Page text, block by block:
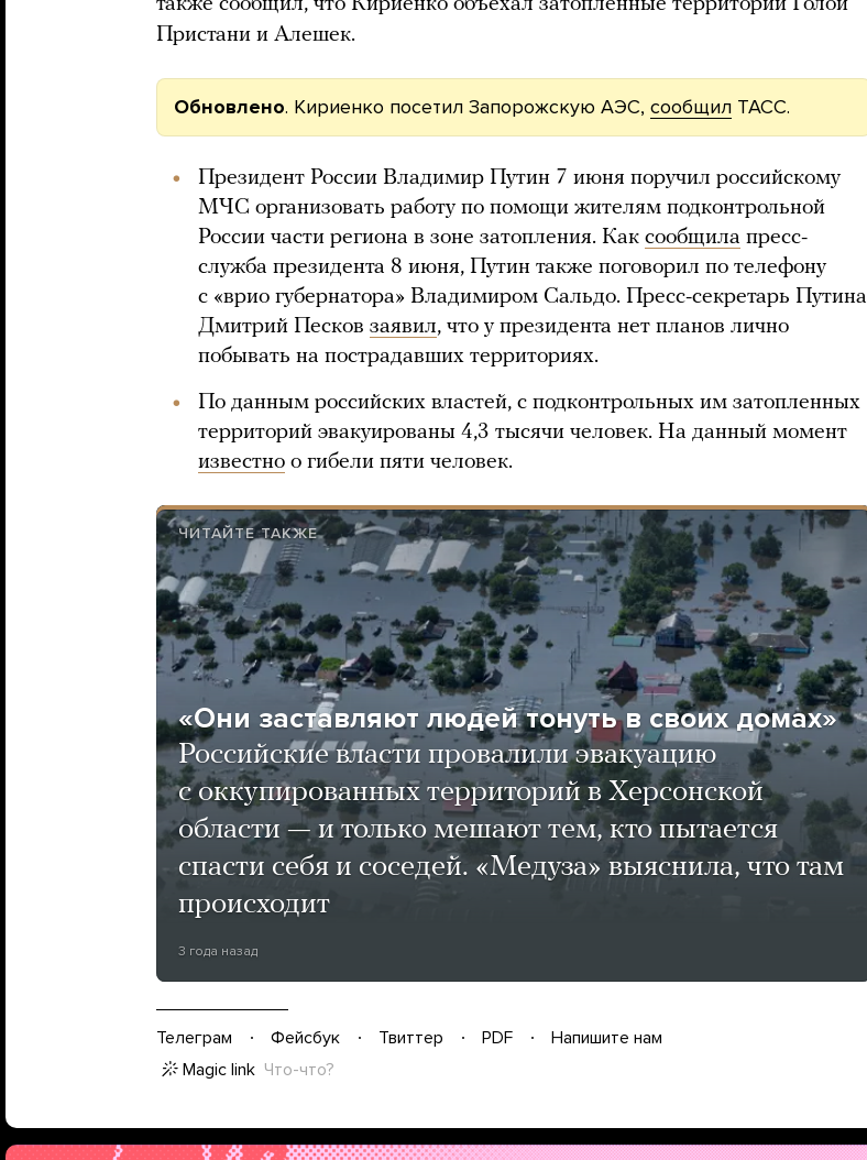
также сообщил, что Кириенко объехал затопленные территории Голой
Пристани и Алешек.
Обновлено. Кириенко посетил Запорожскую АЭС, сообщил ТАСС.
Президент России Владимир Путин 7 июня поручил российскому
МЧС организовать работу по помощи жителям подконтрольной
России части региона в зоне затопления. Как сообщила пресс-
служба президента 8 июня, Путин также поговорил по телефону
с «врио губернатора» Владимиром Сальдо. Пресс-секретарь Путина
Дмитрий Песков заявил, что у президента нет планов лично
побывать на пострадавших территориях.
По данным российских властей, с подконтрольных им затопленных
территорий эвакуированы 4,3 тысячи человек. На данный момент
известно о гибели пяти человек.
ЧИТАЙТЕ ТАКЖЕ
«Они заставляют людей тонуть в своих домах»
Российские власти провалили эвакуацию
с оккупированных территорий в Херсонской
области — и только мешают тем, кто пытается
спасти себя и соседей. «Медуза» выяснила, что там
происходит
3 года назад
Телеграм Фейсбук Твиттер PDF
Напишите нам
Magic link Что-что?